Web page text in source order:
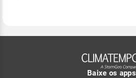
Baixe os apps